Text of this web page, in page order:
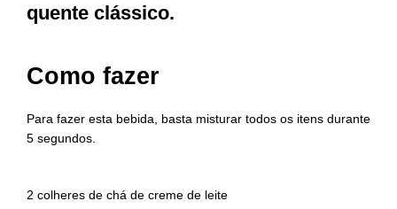
quente clássico.
Como fazer
Para fazer esta bebida, basta misturar todos os itens durante
5 segundos.
2 colheres de chá de creme de leite